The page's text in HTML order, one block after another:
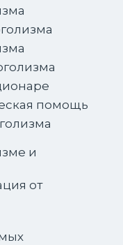
помощь
и
от